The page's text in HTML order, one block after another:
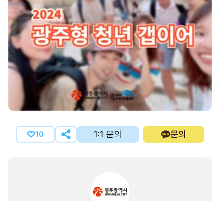
10 1:1 문의 문의